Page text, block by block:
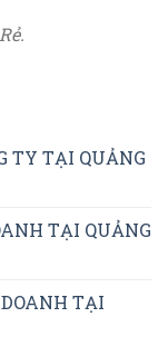
TY TẠI QUẢNG
TẠI QUẢNG
TẠI